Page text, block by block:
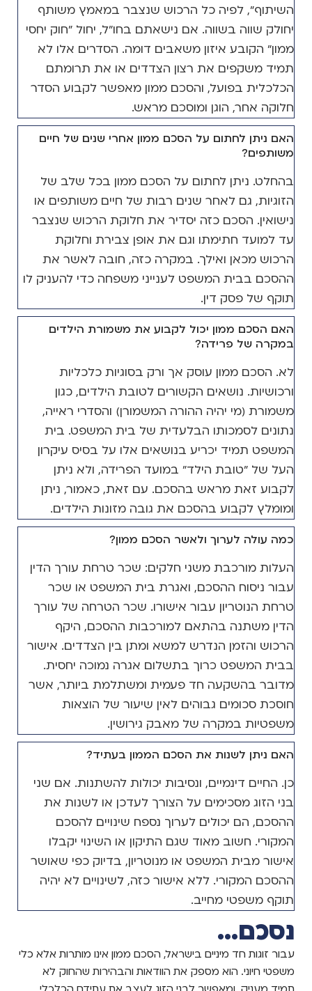
השיתוף", לפיה כל הרכוש שנצבר במאמץ משותף
יחולק שווה בשווה. אם נישאתם בחו"ל, יחול "חוק יחסי
ממון" הקובע איזון משאבים דומה. הסדרים אלו לא
תמיד משקפים את רצון הצדדים או את תרומתם
הכלכלית בפועל, והסכם ממון מאפשר לקבוע הסדר
חלוקה אחר, הוגן ומוסכם מראש.
האם ניתן לחתום על הסכם ממון אחרי שנים של חיים
משותפים?
בהחלט. ניתן לחתום על הסכם ממון בכל שלב של
הזוגיות, גם לאחר שנים רבות של חיים משותפים או
נישואין. הסכם כזה יסדיר את חלוקת הרכוש שנצבר
עד למועד חתימתו וגם את אופן צבירת וחלוקת
הרכוש מכאן ואילך. במקרה כזה, חובה לאשר את
ההסכם בבית המשפט לענייני משפחה כדי להעניק לו
תוקף של פסק דין.
האם הסכם ממון יכול לקבוע את משמורת הילדים
במקרה של פרידה?
לא. הסכם ממון עוסק אך ורק בסוגיות כלכליות
ורכושיות. נושאים הקשורים לטובת הילדים, כגון
משמורת (מי יהיה ההורה המשמורן) והסדרי ראייה,
נתונים לסמכותו הבלעדית של בית המשפט. בית
המשפט תמיד יכריע בנושאים אלו על בסיס עיקרון
העל של "טובת הילד" במועד הפרידה, ולא ניתן
לקבוע זאת מראש בהסכם. עם זאת, כאמור, ניתן
ומומלץ לקבוע בהסכם את גובה מזונות הילדים.
כמה עולה לערוך ולאשר הסכם ממון?
העלות מורכבת משני חלקים: שכר טרחת עורך הדין
עבור ניסוח ההסכם, ואגרת בית המשפט או שכר
טרחת הנוטריון עבור אישורו. שכר הטרחה של עורך
הדין משתנה בהתאם למורכבות ההסכם, היקף
הרכוש והזמן הנדרש למשא ומתן בין הצדדים. אישור
בבית המשפט כרוך בתשלום אגרה נמוכה יחסית.
מדובר בהשקעה חד פעמית ומשתלמת ביותר, אשר
חוסכת סכומים גבוהים לאין שיעור של הוצאות
משפטיות במקרה של מאבק גירושין.
האם ניתן לשנות את הסכם הממון בעתיד?
כן. החיים דינמיים, ונסיבות יכולות להשתנות. אם שני
בני הזוג מסכימים על הצורך לעדכן או לשנות את
ההסכם, הם יכולים לערוך נספח שינויים להסכם
המקורי. חשוב מאוד שגם התיקון או השינוי יקבלו
אישור מבית המשפט או מנוטריון, בדיוק כפי שאושר
ההסכם המקורי. ללא אישור כזה, לשינויים לא יהיה
תוקף משפטי מחייב.
נסכם...
עבור זוגות חד מיניים בישראל, הסכם ממון אינו מותרות אלא כלי
משפטי חיוני. הוא מספק את הוודאות והבהירות שהחוק לא